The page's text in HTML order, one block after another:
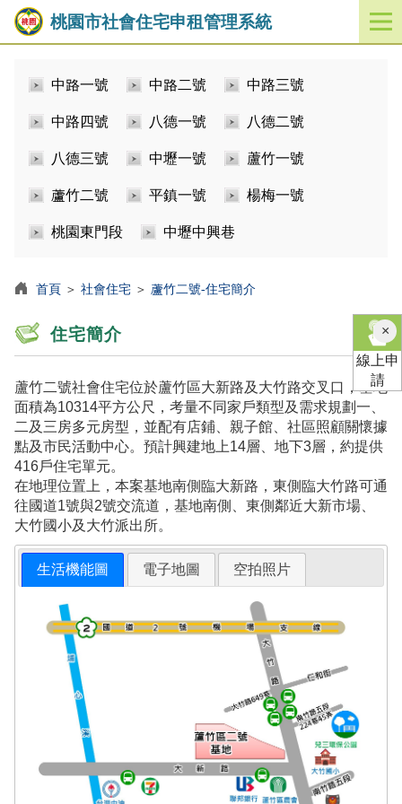
桃園市社會住宅申租管理系統
開
啟
中路一號 中路二號 中路三號
中路四號 八德一號 八德二號
八德三號 中壢一號 蘆竹一號
蘆竹二號 平鎮一號 楊梅一號
桃園東門段 中壢中興巷
首頁 ＞ 社會住宅 ＞ 蘆竹二號-住宅簡介
住宅簡介
蘆竹二號社會住宅位於蘆竹區大新路及大竹路交叉口，基地
面積為10314平方公尺，考量不同家戶類型及需求規劃一、
二及三房多元房型，並配有店鋪、親子館、社區照顧關懷據
點及市民活動中心。預計興建地上14層、地下3層，約提供
416戶住宅單元。
在地理位置上，本案基地南側臨大新路，東側臨大竹路可通
往國道1號與2號交流道，基地南側、東側鄰近大新市場、
大竹國小及大竹派出所。
生活機能圖 電子地圖 空拍照片
×關
閉
線上申
請